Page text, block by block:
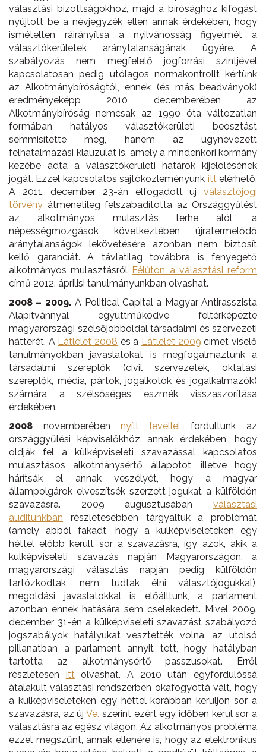
választási bizottságokhoz, majd a bírósághoz kifogást
nyújtott be a névjegyzék ellen annak érdekében, hogy
ismételten ráirányítsa a nyilvánosság figyelmét a
választókerületek aránytalanságának ügyére. A
szabályozás nem megfelelő jogforrási szintjével
kapcsolatosan pedig utólagos normakontrollt kértünk
az Alkotmánybíróságtól, ennek (és más beadványok)
eredményeképp 2010 decemberében az
Alkotmánybíróság nemcsak az 1990 óta változatlan
formában hatályos választókerületi beosztást
semmisítette meg, hanem az úgynevezett
felhatalmazási klauzulát is, amely a mindenkori kormány
kezébe adta a választókerületi határok kijelölésének
jogát. Ezzel kapcsolatos sajtóközleményünk ittelérhető.
A 2011. december 23-án elfogadott új választójogi
törvény átmenetileg felszabadította az Országgyűlést
az alkotmányos mulasztás terhe alól, a
népességmozgások következtében újratermelődő
aránytalanságok lekövetésére azonban nem biztosít
kellő garanciát. A távlatilag továbbra is fenyegető
alkotmányos mulasztásról Félúton a választási reform
című 2012. áprilisi tanulmányunkban olvashat.
2008 – 2009. A Political Capital a Magyar Antirasszista
Alapítvánnyal együttműködve feltérképezte
magyarországi szélsőjobboldal társadalmi és szervezeti
hátterét. A Látlelet 2008 és a Látlelet 2009 címet viselő
tanulmányokban javaslatokat is megfogalmaztunk a
társadalmi szereplők (civil szervezetek, oktatási
szereplők, média, pártok, jogalkotók és jogalkalmazók)
számára a szélsőséges eszmék visszaszorítása
érdekében.
2008 novemberébennyílt levéllelfordultunk az
országgyűlési képviselőkhöz annak érdekében, hogy
oldják fel a külképviseleti szavazással kapcsolatos
mulasztásos alkotmánysértő állapotot, illetve hogy
hárítsák el annak veszélyét, hogy a magyar
állampolgárok elveszítsék szerzett jogukat a külföldön
szavazásra. 2009 augusztusában választási
auditunkban részletesebben tárgyaltuk a problémát
(amely abból fakadt, hogy a külképviseleteken egy
héttel előbb került sor a szavazásra, így azok, akik a
külképviseleti szavazás napján Magyarországon, a
magyarországi választás napján pedig külföldön
tartózkodtak, nem tudtak élni választójogukkal),
megoldási javaslatokkal is előálltunk, a parlament
azonban ennek hatására sem cselekedett. Mivel 2009.
december 31-én a külképviseleti szavazást szabályozó
jogszabályok hatályukat vesztették volna, az utolsó
pillanatban a parlament annyit tett, hogy hatályban
tartotta az alkotmánysértő passzusokat. Erről
részletesen itt olvashat. A 2010 után egyfordulóssá
átalakult választási rendszerben okafogyottá vált, hogy
a külképviseleteken egy héttel korábban kerüljön sor a
szavazásra, az újVe. szerint ezért egy időben kerül sor a
választásra az egész világon. Az alkotmányos probléma
ezzel megszűnt, annak ellenére is, hogy az elektronikus